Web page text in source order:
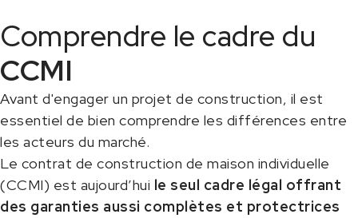
Comprendre le cadre du
CCMI
Avant d'engager un projet de construction, il est
essentiel de bien comprendre les différences entre
les acteurs du marché.
Le contrat de construction de maison individuelle
(CCMI) est aujourd’hui le seul cadre légal offrant
des garanties aussi complètes et protectrices